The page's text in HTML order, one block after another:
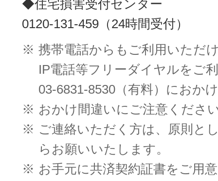
◆住宅損害受付センター
0120-131-459（24時間受付）
※ 携帯電話からもご利用いただ
IP電話等フリーダイヤルをご
03-6831-8530（有料）におか
※ おかけ間違いにご注意くださ
※ ご連絡いただく方は、原則と
らお願いいたします。
※ お手元に共済契約証書をご用